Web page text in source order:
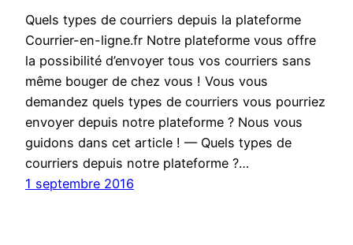
Quels types de courriers depuis la plateforme
Courrier-en-ligne.fr Notre plateforme vous offre
la possibilité d’envoyer tous vos courriers sans
même bouger de chez vous ! Vous vous
demandez quels types de courriers vous pourriez
envoyer depuis notre plateforme ? Nous vous
guidons dans cet article ! — Quels types de
courriers depuis notre plateforme ?…
1 septembre 2016